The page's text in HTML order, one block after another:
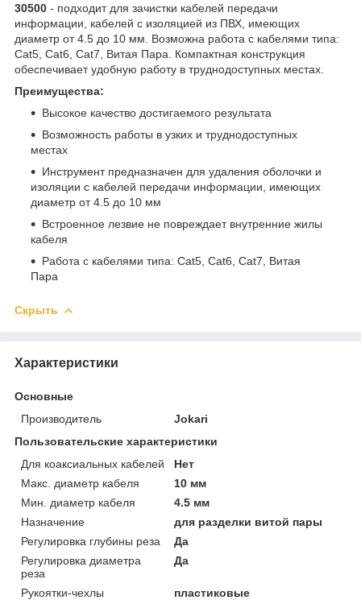
30500 - подходит для зачистки кабелей передачи
информации, кабелей с изоляцией из ПВХ, имеющих
диаметр от 4.5 до 10 мм. Возможна работа с кабелями типа:
Cat5, Cat6, Cat7, Витая Пара. Компактная конструкция
обеспечивает удобную работу в труднодоступных местах.
Преимущества:
Высокое качество достигаемого результата
Возможность работы в узких и труднодоступных
местах
Инструмент предназначен для удаления оболочки и
изоляции с кабелей передачи информации, имеющих
диаметр от 4.5 до 10 мм
Встроенное лезвие не повреждает внутренние жилы
кабеля
Работа с кабелями типа: Cat5, Cat6, Cat7, Витая
Пара
Скрыть
Характеристики
Основные
Производитель
Jokari
Пользовательские характеристики
Для коаксиальных кабелей
Нет
Макс. диаметр кабеля
10 мм
Мин. диаметр кабеля
4.5 мм
Назначение
для разделки витой пары
Регулировка глубины реза
Да
Регулировка диаметра
реза
Да
Рукоятки-чехлы
пластиковые